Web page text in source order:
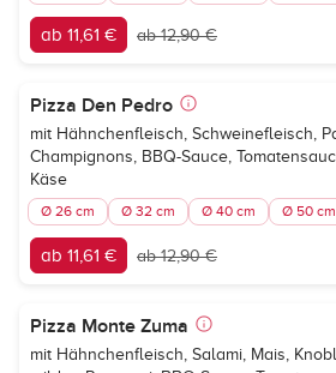
ab 11,61 € ab 12,90 €
Pizza Den Pedro
mit Hähnchenfleisch, Schweinefleisch,
Champignons, BBQ-Sauce,
Käse
Ø 26 cm Ø 32 cm Ø 40 cm Ø 50 cm
ab 11,61 € ab 12,90 €
Pizza Monte Zuma
mit Hähnchenfleisch, Salami, Mais,